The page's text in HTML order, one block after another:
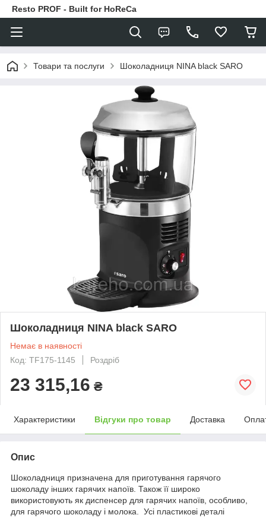
Resto PROF - Built for HoReCa
Товари та послуги Шоколадниця NINA black SARO
Шоколадниця NINA black SARO
Немає в наявності
Код: TF175-1145
Роздріб
23 315,16 ₴
Характеристики Відгуки про товар Доставка
Опис
Шоколадниця призначена для приготування гарячого
шоколаду інших гарячих напоїв. Також її широко
використовують як диспенсер для гарячих напоїв, особливо,
для гарячого шоколаду і молока. Усі пластикові деталі